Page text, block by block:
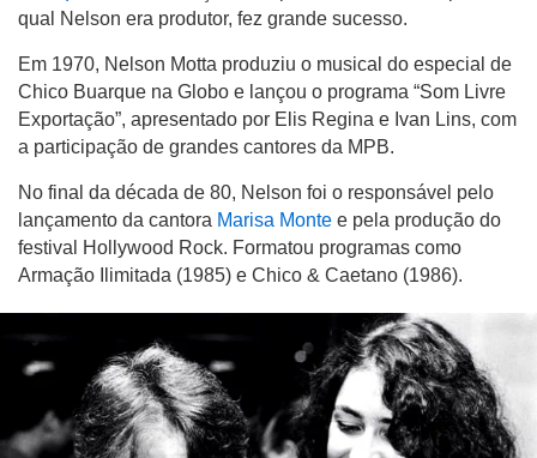
qual Nelson era produtor, fez grande sucesso.
Em 1970, Nelson Motta produziu o musical do especial de
Chico Buarque na Globo e lançou o programa “Som Livre
Exportação”, apresentado por Elis Regina e Ivan Lins, com
a participação de grandes cantores da MPB.
No final da década de 80, Nelson foi o responsável pelo
lançamento da cantora Marisa Monte e pela produção do
festival
Hollywood Rock. Formatou programas como
Armação Ilimitada (1985) e Chico & Caetano (1986).